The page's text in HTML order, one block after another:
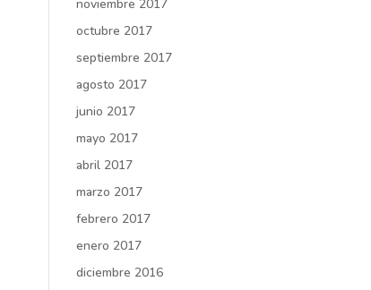
noviembre 2017
octubre 2017
septiembre 2017
agosto 2017
junio 2017
mayo 2017
abril 2017
marzo 2017
febrero 2017
enero 2017
diciembre 2016